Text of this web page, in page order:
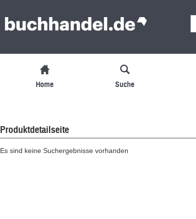
Home Suche
Produktdetailseite
Es sind keine Suchergebnisse vorhanden